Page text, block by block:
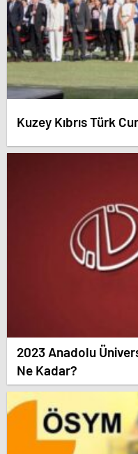
Kuzey Kıbrıs Türk
2023 Anadolu
Ne Kadar?